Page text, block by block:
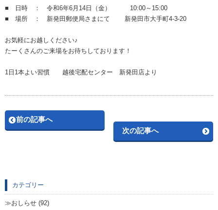
■ 日時 ： 令和6年6月14日（金） 10:00～15:00
■ 場所 ： 新発田郵便局さまにて 新発田市大手町4-3-20
お気軽にお越しください♪
たーくさんのご来場をお待ちしております！
1日1本よい習慣 越後宅配センター 新発田店より
前の記事へ
次の記事へ
カテゴリー
おしらせ (92)